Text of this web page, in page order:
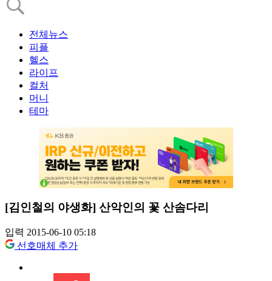
전체뉴스
피플
헬스
라이프
컬처
머니
테마
[김인철의 야생화] 산악인의 꽃 산솜다리
입력 2015-06-10 05:18
선호매체 추가